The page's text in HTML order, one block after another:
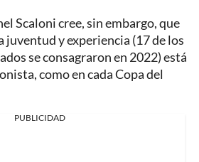
Scaloni cree, sin embargo, que
juventud y experiencia (17 de los
se consagraron en 2022) está
como en cada Copa del
PUBLICIDAD